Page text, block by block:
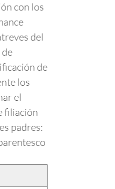
con los
del
de
los
el
filiación
padres: